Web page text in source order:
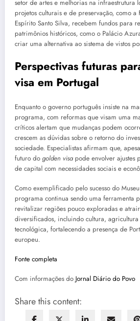
setor de artes e melhorias na infraestrutura
projetos culturais e de preservação, como a
Espírito Santo Silva, recebem fundos para
patrimônios históricos, como o Palácio
criar uma alternativa ao sistema de vistos
Perspectivas futuras
visa em Portugal
Enquanto o governo português insiste na
programa, com reformas que visam uma
críticos alertam que mudanças podem
crescem as dúvidas sobre o retorno do
sociedade. Especialistas afirmam que,
futuro do golden visapode envolver ajustes
de capital com necessidades sociais e
Como exemplificado pelo sucesso do
programa continua sendo uma ferramenta
revitalizar regiões pouco exploradas e
diversificados, incluindo cultura,
tecnológica, fortalecendo a presença de
europeu.
Fonte completa
Com informações do Jornal Diário do Povo
Share this content: